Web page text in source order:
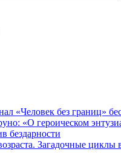
«Человек без границ»
«О героическом
бездарности
Загадочные циклы